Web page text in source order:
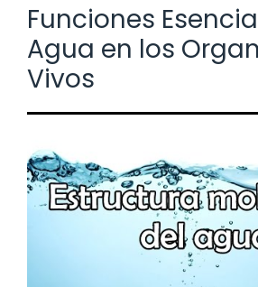
Funciones
Agua en los
Vivos